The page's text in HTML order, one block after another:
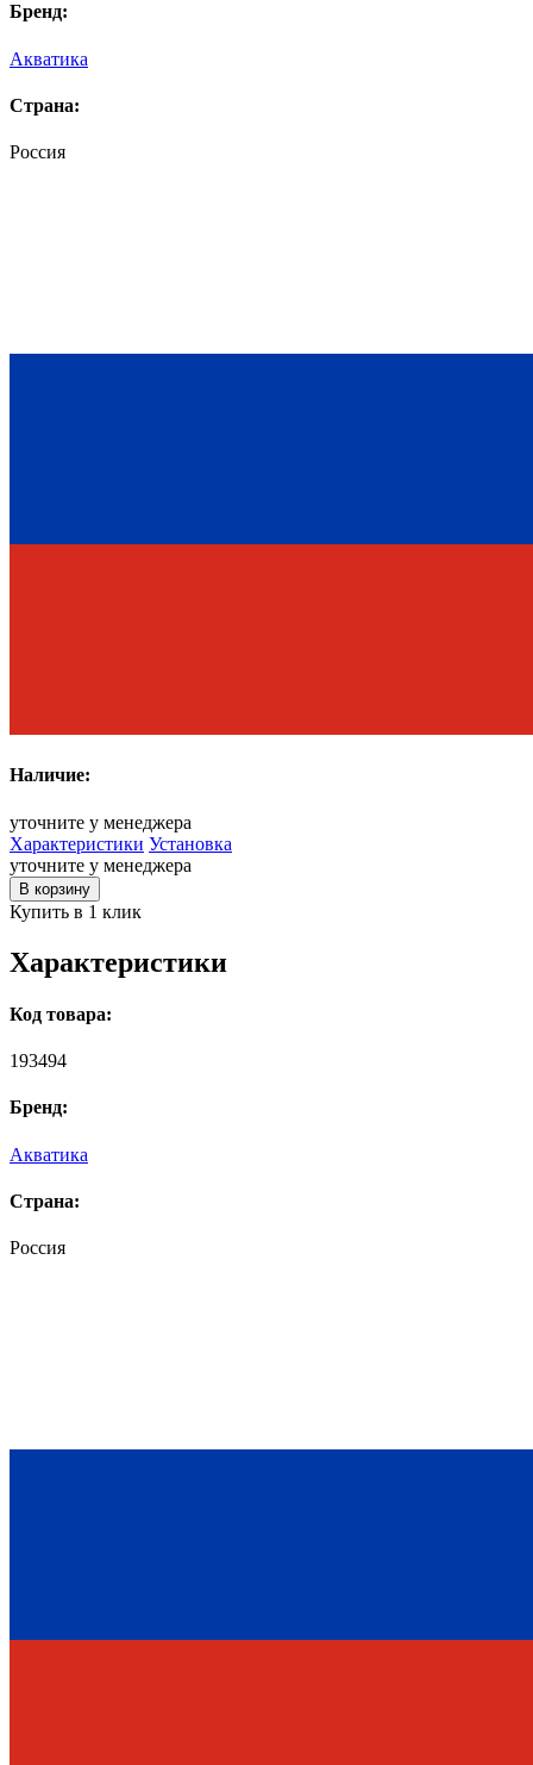
Бренд:
Акватика
Страна:
Россия
Наличие:
уточните у менеджера
Характеристики Установка
уточните у менеджера
В корзину
Купить в 1 клик
Характеристики
Код товара:
193494
Бренд:
Акватика
Страна:
Россия